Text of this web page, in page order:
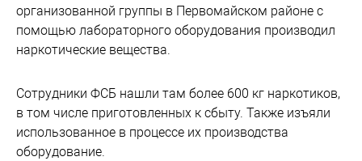
организованной группы в Первомайском районе с
помощью лабораторного оборудования производил
наркотические вещества.
Сотрудники ФСБ нашли там более 600 кг наркотиков,
в том числе приготовленных к сбыту. Также изъяли
использованное в процессе их производства
оборудование.